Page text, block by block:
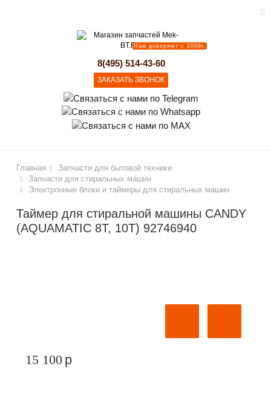
Нам доверяют с 2008г.
8(495) 514-43-60
ЗАКАЗАТЬ ЗВОНОК
Главная
Запчасти для бытовой техники
Запчасти для стиральных машин
Электронные блоки и таймеры для стиральных машин
Таймер для стиральной машины CANDY
(AQUAMATIC 8T, 10T) 92746940
15 100 p